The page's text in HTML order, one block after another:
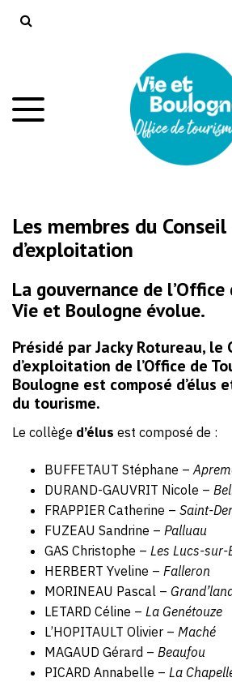
Aller
à
Les membres du Conseil
d’exploitation
La gouvernance de
Vie et Boulogne évolue.
Présidé par Jacky Rotureau, le
d’exploitation de l’Office de
Boulogne est composé d’élus
du tourisme.
Le collège d’élus est composé de :
BUFFETAUT Stéphane –
DURAND-GAUVRIT Nicole –
FRAPPIER Catherine – Saint-
FUZEAU Sandrine – Palluau
GAS Christophe – Les Lucs-sur-
HERBERT Yveline – Falleron
MORINEAU Pascal –
LETARD Céline – La Genétouze
L’HOPITAULT Olivier – Maché
MAGAUD Gérard – Beaufou
PICARD Annabelle – La